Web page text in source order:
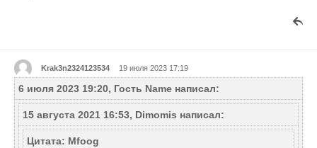
Krak3n2324123534 19 июля 2023 17:19
6 июля 2023 19:20, Гость Name написал:
15 августа 2021 16:53, Dimomis написал:
Цитата: Mfoog